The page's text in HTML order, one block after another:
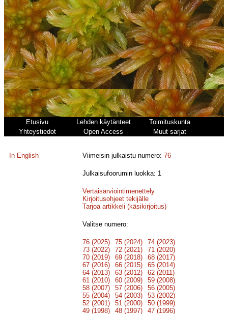
Etusivu Lehden käytänteet
Toimituskunta
Yhteystiedot
Open Access Muut sarjat
In English Viimeisin julkaistu numero:76
Julkaisufoorumin luokka: 1
Vertaisarviointimenettely
Kirjoitusohjeet tekijälle
Tarjoa artikkeli (käsikirjoitus)
Valitse numero:
76 (2025) 75 (2024)
74 (2023)
73 (2022)
72 (2021)
71 (2020)
70 (2019)
69 (2018)
68 (2017)
67 (2016)
66 (2015)
65 (2014)
64 (2013)
63 (2012)
62 (2011)
61 (2010)
60 (2009)
59 (2008)
58 (2007)
57 (2006)
56 (2005)
55 (2004)
54 (2003)
53 (2002)
52 (2001)
51 (2000)
50 (1999)
49 (1998)
48 (1997)
47 (1996)